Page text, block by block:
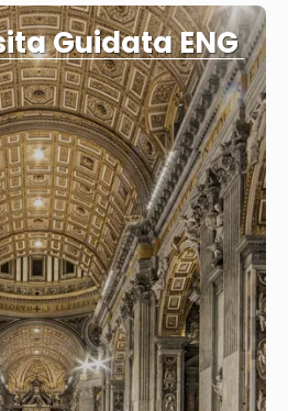
Guidata ENG